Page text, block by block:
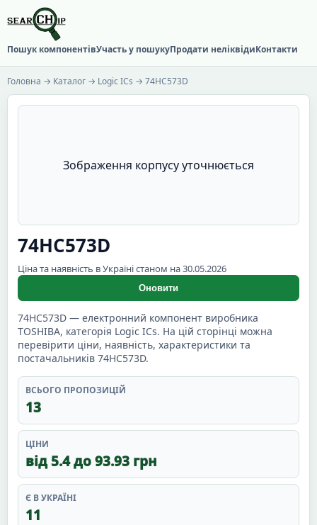
Пошук компонентівУчасть у пошукуПродати неліквідиКонтакти
Головна → Каталог → Logic ICs → 74HC573D
Зображення корпусу уточнюється
74HC573D
Ціна та наявність в Україні станом на 30.05.2026
Оновити
74HC573D — електронний компонент виробника
TOSHIBA, категорія Logic ICs. На цій сторінці можна
перевірити ціни, наявність, характеристики та
постачальників 74HC573D.
ВСЬОГО ПРОПОЗИЦІЙ
13
ЦІНИ
від 5.4 до 93.93 грн
Є В УКРАЇНІ
11